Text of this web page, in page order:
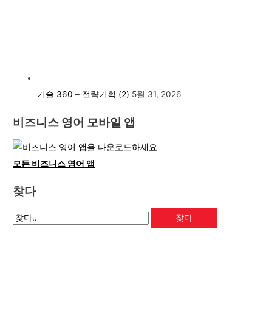
기술 360 – 전략기획 (2) 5월 31, 2026
비즈니스 영어 모바일 앱
모든 비즈니스 영어 앱
찾다